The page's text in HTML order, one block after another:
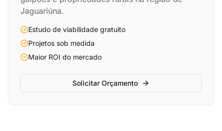
Jaguariúna.
Estudo de viabilidade gratuito
Projetos sob medida
Maior ROI do mercado
Solicitar Orçamento